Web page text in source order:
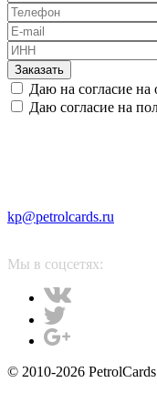
Заказать
Даю на согласие на
Даю согласие на
kp@petrolcards.ru
Мы в соцсетях:
© 2010-2026